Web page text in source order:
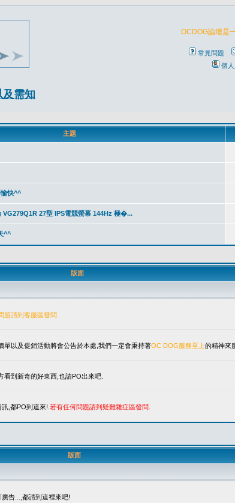
OCDOG論壇是
常見問題
個
及需知
版面
請到客服區發問.
以及促銷活動將會公告於本處,我們一定會秉持著OC DOG服務至上的精神來
到新奇的好東西,也請PO出來吧.
,都PO到這來!. 若有任何問題請到疑難雜症區發問.
版面
告...,都請到這裡來吧!